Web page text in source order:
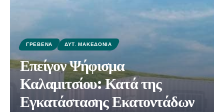
ΓΡΕΒΕΝΆ ΔΥΤ. ΜΑΚΕΔΟΝΊΑ
Επείγον Ψήφισμα
Καλαμιτσίου: Κατά της
Εγκατάστασης Εκατοντάδων